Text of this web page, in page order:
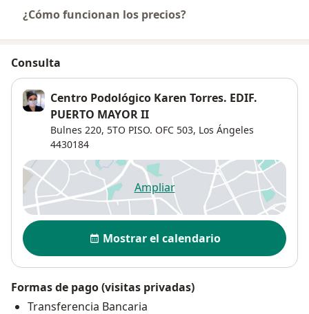
¿Cómo funcionan los precios?
Consulta
Centro Podológico Karen Torres. EDIF.
PUERTO MAYOR II
Bulnes 220, 5TO PISO. OFC 503, Los Ángeles
4430184
Ampliarse abre en una nueva
Disponibilidad
Mostrar el calendario
Formas de pago (visitas privadas)
Transferencia Bancaria